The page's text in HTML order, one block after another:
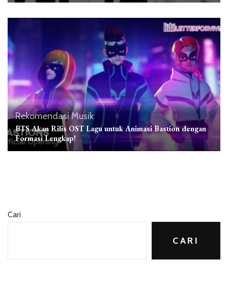
Rekomendasi Musik
BTS Akan Rilis OST Lagu untuk Animasi Bastion dengan
Formasi Lengkap!
Cari
CARI